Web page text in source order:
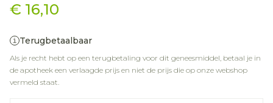
€ 16,10
Terugbetaalbaar
Als je recht hebt op een terugbetaling voor dit geneesmiddel, betaal je in
de apotheek een verlaagde prijs en niet de prijs die op onze webshop
vermeld staat.